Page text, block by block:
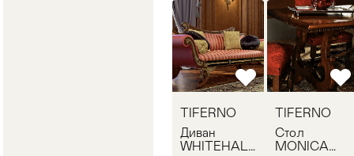
COMP009
COMP009
TIFERNO
Диван
WHITEHALL
TIFERNO
Стол
MONICA